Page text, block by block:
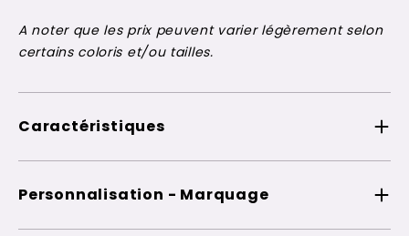
A noter que les prix peuvent varier légèrement selon
certains coloris et/ou tailles.
Caractéristiques
Personnalisation - Marquage